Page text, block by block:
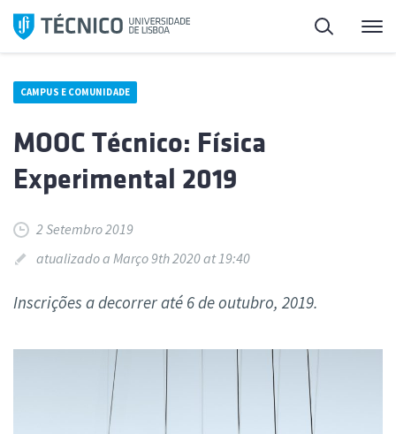
Saltar
para
Pesquisa
CAMPUS E COMUNIDADE
MOOC Técnico: Física
Experimental 2019
2 Setembro 2019
atualizado a Março 9th 2020 at 19:40
Inscrições a decorrer até 6 de outubro, 2019.